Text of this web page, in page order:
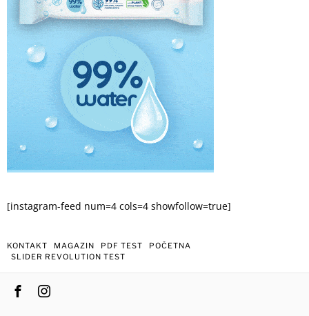
[instagram-feed num=4 cols=4 showfollow=true]
KONTAKT MAGAZIN PDF TEST
POČETNA
SLIDER REVOLUTION TEST